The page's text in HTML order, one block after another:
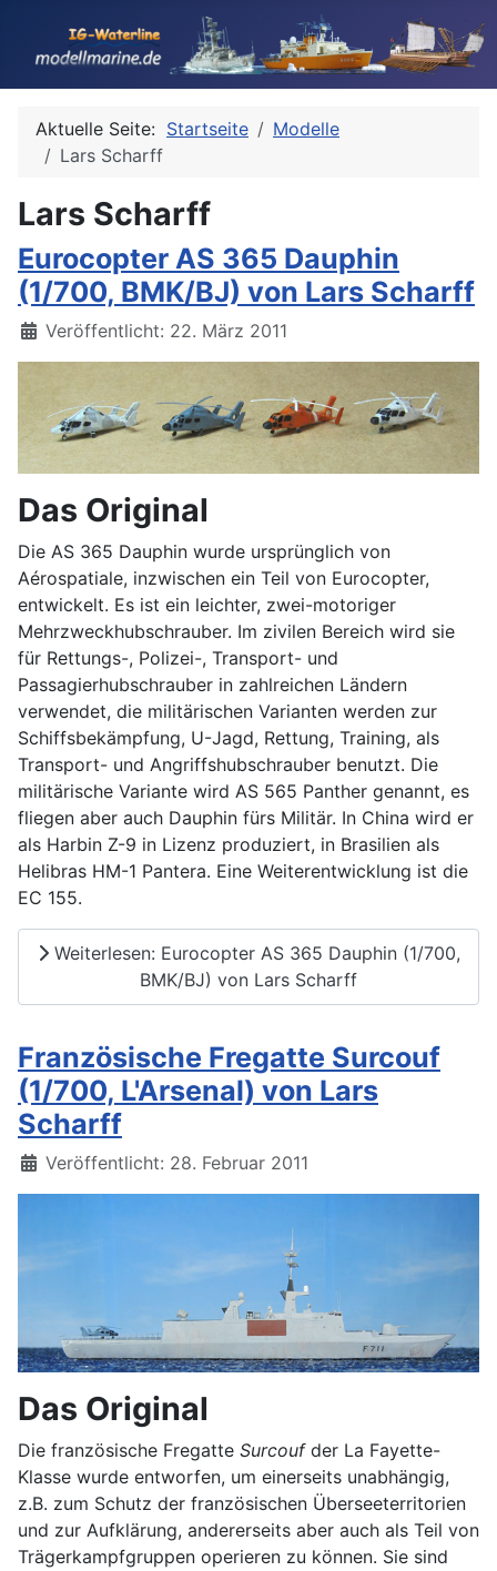
Aktuelle Seite: Startseite
Modelle
Lars Scharff
Lars Scharff
Eurocopter AS 365 Dauphin
(1/700, BMK/BJ) von Lars Scharff
Details
Veröffentlicht: 22. März 2011
Das Original
Die AS 365 Dauphin wurde ursprünglich von
Aérospatiale, inzwischen ein Teil von Eurocopter,
entwickelt. Es ist ein leichter, zwei-motoriger
Mehrzweckhubschrauber. Im zivilen Bereich wird sie
für Rettungs-, Polizei-, Transport- und
Passagierhubschrauber in zahlreichen Ländern
verwendet, die militärischen Varianten werden zur
Schiffsbekämpfung, U-Jagd, Rettung, Training, als
Transport- und Angriffshubschrauber benutzt. Die
militärische Variante wird AS 565 Panther genannt, es
fliegen aber auch Dauphin fürs Militär. In China wird er
als Harbin Z-9 in Lizenz produziert, in Brasilien als
Helibras HM-1 Pantera. Eine Weiterentwicklung ist die
EC 155.
Weiterlesen: Eurocopter AS 365 Dauphin (1/700,
BMK/BJ) von Lars Scharff
Französische Fregatte Surcouf
(1/700, L'Arsenal) von Lars
Scharff
Details
Veröffentlicht: 28. Februar 2011
Das Original
Die französische Fregatte Surcoufder La Fayette-
Klasse wurde entworfen, um einerseits unabhängig,
z.B. zum Schutz der französischen Überseeterritorien
und zur Aufklärung, andererseits aber auch als Teil von
Trägerkampfgruppen operieren zu können. Sie sind